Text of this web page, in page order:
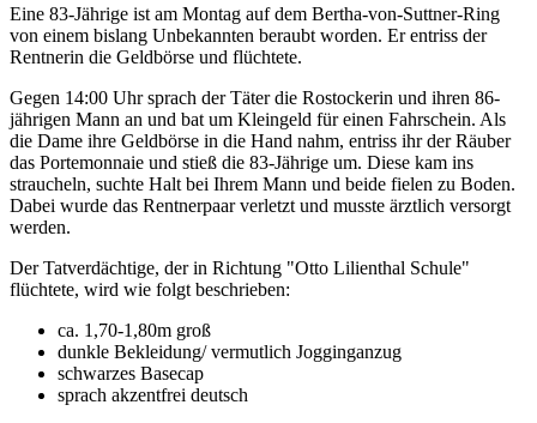
Eine 83-Jährige ist am Montag auf dem Bertha-von-Suttner-Ring
von einem bislang Unbekannten beraubt worden. Er entriss der
Rentnerin die Geldbörse und flüchtete.
Gegen 14:00 Uhr sprach der Täter die Rostockerin und ihren 86-
jährigen Mann an und bat um Kleingeld für einen Fahrschein. Als
die Dame ihre Geldbörse in die Hand nahm, entriss ihr der Räuber
das Portemonnaie und stieß die 83-Jährige um. Diese kam ins
straucheln, suchte Halt bei Ihrem Mann und beide fielen zu Boden.
Dabei wurde das Rentnerpaar verletzt und musste ärztlich versorgt
werden.
Der Tatverdächtige, der in Richtung "Otto Lilienthal Schule"
flüchtete, wird wie folgt beschrieben:
ca. 1,70-1,80m groß
dunkle Bekleidung/ vermutlich Jogginganzug
schwarzes Basecap
sprach akzentfrei deutsch